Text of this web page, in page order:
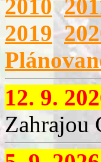
2010
2019
12. 9.
Zahrajou